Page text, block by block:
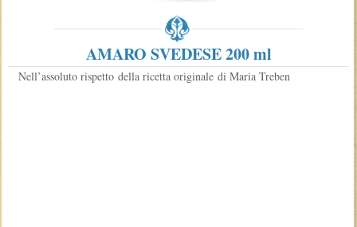
AMARO SVEDESE 200 ml
Nell’assoluto rispetto della ricetta originale di Maria Treben